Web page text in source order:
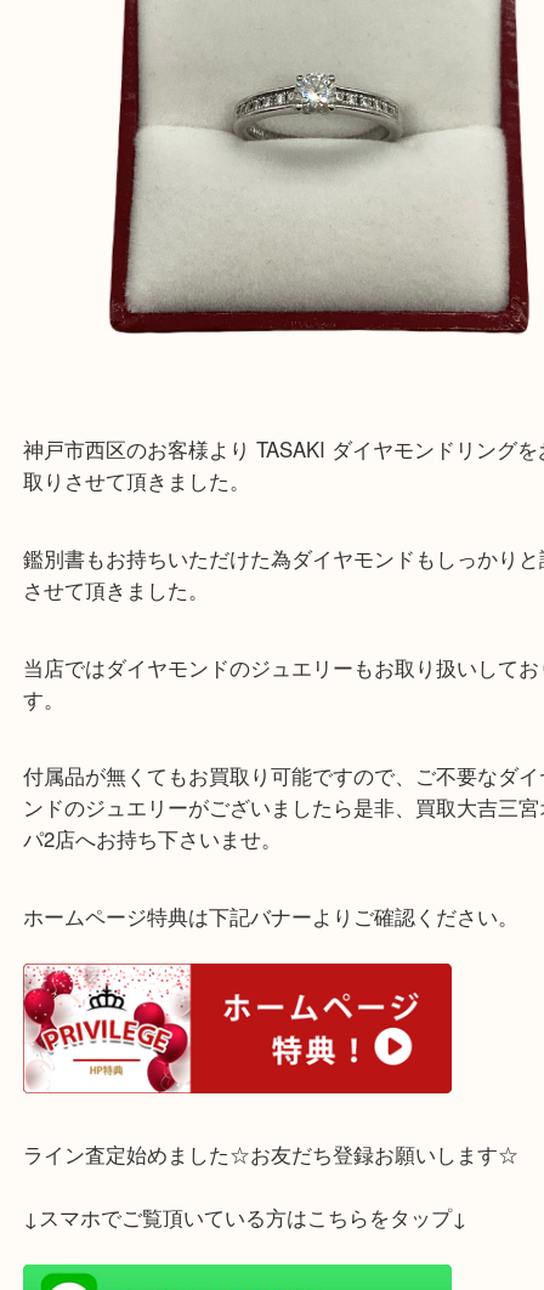
神戸市西区のお客様より TASAKI ダイヤモンドリン
鑑別書もお持ちいただけた為ダイヤモンドもしっか
当店ではダイヤモンドのジュエリーもお取り扱いし
ンドのジュエリーがございましたら是非、買取大吉
パ2店へお持ち下さいませ。
ホームページ特典は下記バナーよりご確認ください